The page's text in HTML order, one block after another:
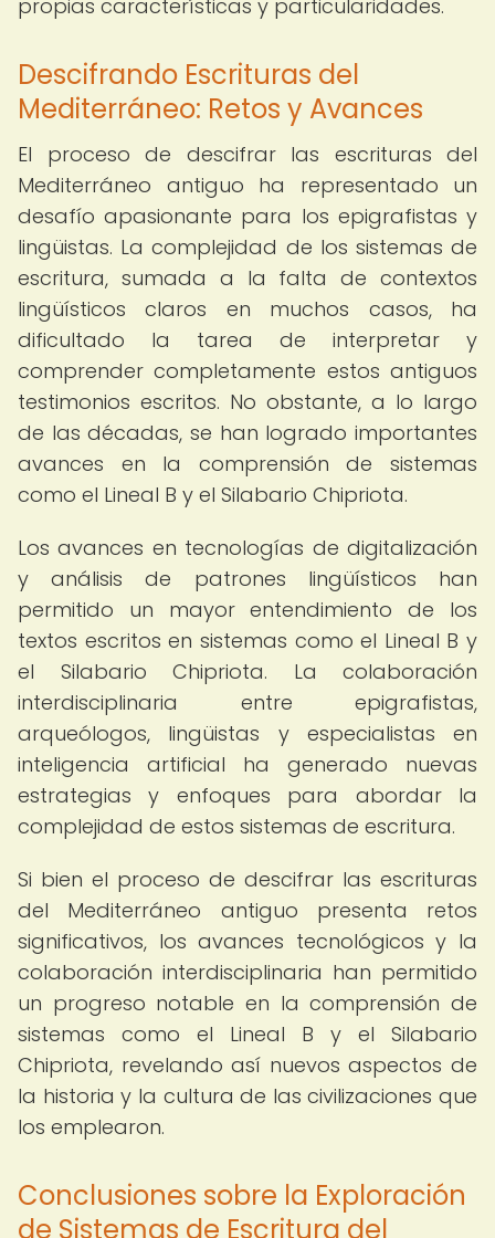
propias características y particularidades.
Descifrando Escrituras del
Mediterráneo: Retos y Avances
El proceso de descifrar las escrituras del
Mediterráneo antiguo ha representado un
desafío apasionante para los epigrafistas y
lingüistas. La complejidad de los sistemas de
escritura, sumada a la falta de contextos
lingüísticos claros en muchos casos, ha
dificultado la tarea de interpretar y
comprender completamente estos antiguos
testimonios escritos. No obstante, a lo largo
de las décadas, se han logrado importantes
avances en la comprensión de sistemas
como el Lineal B y el Silabario Chipriota.
Los avances en tecnologías de digitalización
y análisis de patrones lingüísticos han
permitido un mayor entendimiento de los
textos escritos en sistemas como el Lineal B y
el Silabario Chipriota. La colaboración
interdisciplinaria entre epigrafistas,
arqueólogos, lingüistas y especialistas en
inteligencia artificial ha generado nuevas
estrategias y enfoques para abordar la
complejidad de estos sistemas de escritura.
Si bien el proceso de descifrar las escrituras
del Mediterráneo antiguo presenta retos
significativos, los avances tecnológicos y la
colaboración interdisciplinaria han permitido
un progreso notable en la comprensión de
sistemas como el Lineal B y el Silabario
Chipriota, revelando así nuevos aspectos de
la historia y la cultura de las civilizaciones que
los emplearon.
Conclusiones sobre la Exploración
de Sistemas de Escritura del